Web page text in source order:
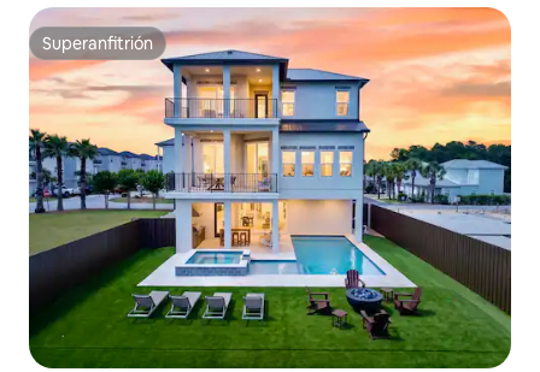
Superanfitrión
Superanfitrión